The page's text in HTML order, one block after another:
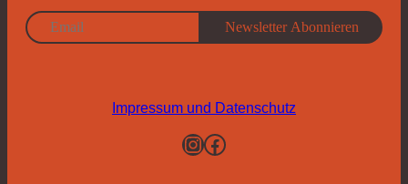
Impressum und Datenschutz
Instagram
Facebook